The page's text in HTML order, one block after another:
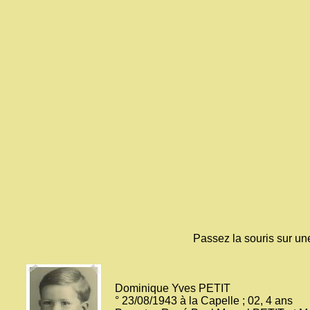
Passez la souris sur
Dominique Yves PETIT
° 23/08/1943 à la Capelle ; 02, 4 ans